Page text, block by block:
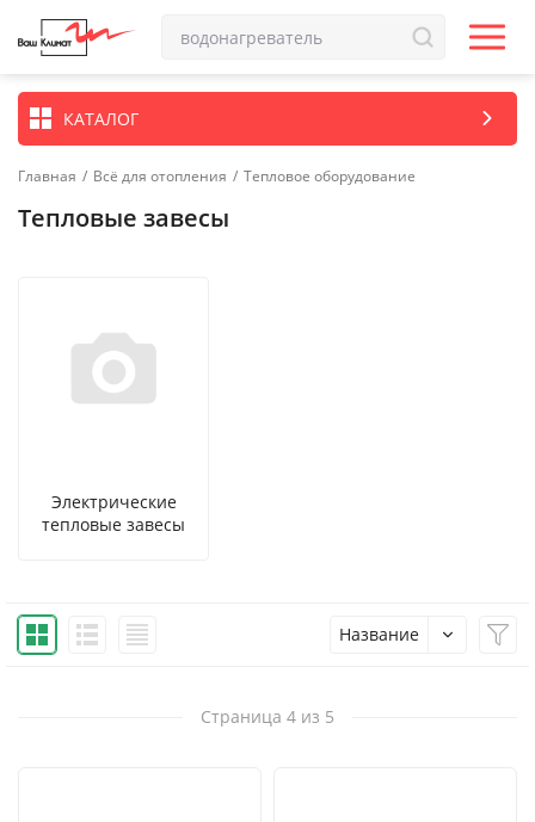
КАТАЛОГ
Главная / Всё для отопления / Тепловое оборудование
Тепловые завесы
Электрические
тепловые завесы
Название
Страница 4 из 5